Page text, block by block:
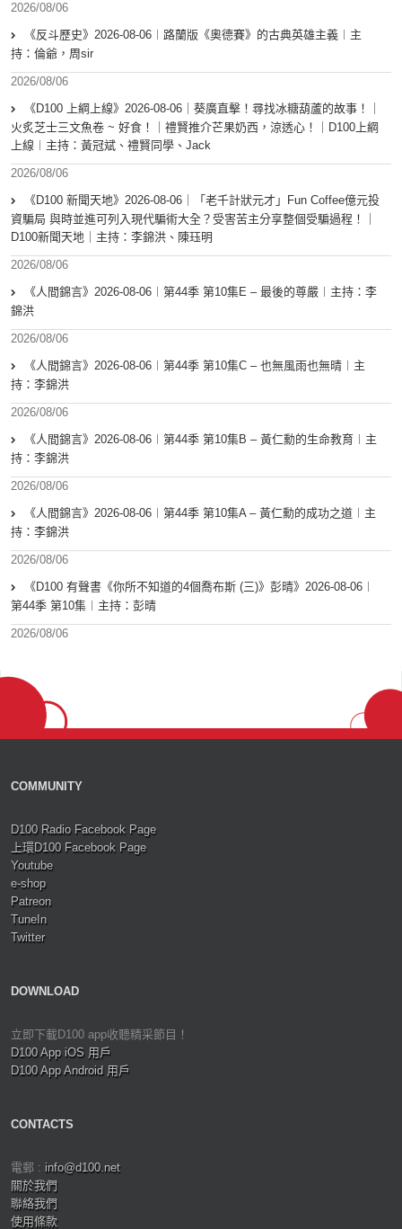
2026/08/06
《反斗歷史》2026-08-06︱路蘭版《奧德賽》的古典英雄主義︱主
持：倫爺，周sir
2026/08/06
《D100 上綱上線》2026-08-06｜葵廣直擊！尋找冰糖葫蘆的故事！｜
火炙芝士三文魚卷 ~ 好食！｜禮賢推介芒果奶西，涼透心！｜D100上綱
上線︱主持：黃冠斌、禮賢同學、Jack
2026/08/06
《D100 新聞天地》2026-08-06｜「老千計狀元才」Fun Coffee億元投
資騙局 與時並進可列入現代騙術大全？受害苦主分享整個受騙過程！｜
D100新聞天地｜主持：李錦洪、陳珏明
2026/08/06
《人間錦言》2026-08-06︱第44季 第10集E – 最後的尊嚴︱主持：李
錦洪
2026/08/06
《人間錦言》2026-08-06︱第44季 第10集C – 也無風雨也無晴︱主
持：李錦洪
2026/08/06
《人間錦言》2026-08-06︱第44季 第10集B – 黃仁勳的生命教育︱主
持：李錦洪
2026/08/06
《人間錦言》2026-08-06︱第44季 第10集A – 黃仁勳的成功之道︱主
持：李錦洪
2026/08/06
《D100 有聲書《你所不知道的4個喬布斯 (三)》彭晴》2026-08-06︱
第44季 第10集︱主持：彭晴
2026/08/06
COMMUNITY
D100 Radio Facebook Page
上環D100 Facebook Page
Youtube
e-shop
Patreon
TuneIn
Twitter
DOWNLOAD
立即下載D100 app收聽精采節目！
D100 App iOS 用戶
D100 App Android 用戶
CONTACTS
電郵 : info@d100.net
關於我們
聯絡我們
使用條款